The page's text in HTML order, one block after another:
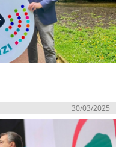
30/03/2025